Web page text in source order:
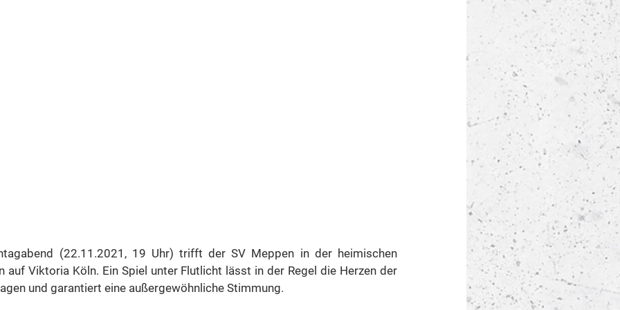
(22.11.2021, 19 Uhr) trifft der SV Meppen in der heimischen
auf Viktoria Köln. Ein Spiel unter Flutlicht lässt in der Regel die Herzen der
und garantiert eine außergewöhnliche Stimmung.